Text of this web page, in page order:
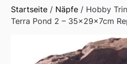
Startseite / Näpfe / Hobby
Terra Pond 2 – 35x29x7cm